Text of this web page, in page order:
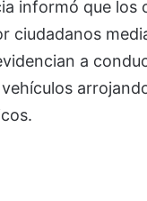
informó que los
ciudadanos
a